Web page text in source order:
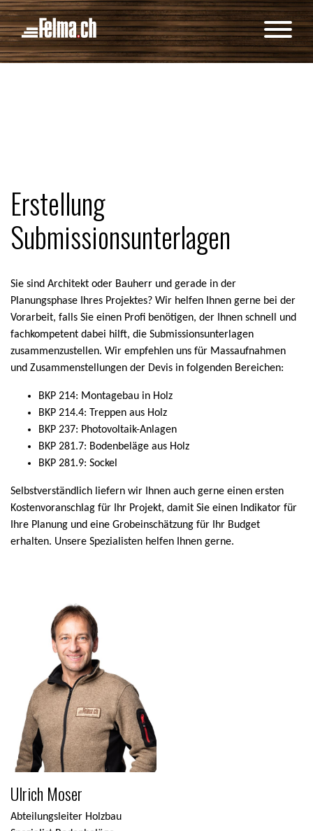
Erstellung
Submissionsunterlagen
Sie sind Architekt oder Bauherr und gerade in der
Planungsphase Ihres Projektes? Wir helfen Ihnen gerne bei der
Vorarbeit, falls Sie einen Profi benötigen, der Ihnen schnell und
fachkompetent dabei hilft, die Submissionsunterlagen
zusammenzustellen. Wir empfehlen uns für Massaufnahmen
und Zusammenstellungen der Devis in folgenden Bereichen:
BKP 214: Montagebau in Holz
BKP 214.4: Treppen aus Holz
BKP 237: Photovoltaik-Anlagen
BKP 281.7: Bodenbeläge aus Holz
BKP 281.9: Sockel
Selbstverständlich liefern wir Ihnen auch gerne einen ersten
Kostenvoranschlag für Ihr Projekt, damit Sie einen Indikator für
Ihre Planung und eine Grobeinschätzung für Ihr Budget
erhalten. Unsere Spezialisten helfen Ihnen gerne.
Ulrich Moser
Abteilungsleiter Holzbau
Cookie-Einstellungen